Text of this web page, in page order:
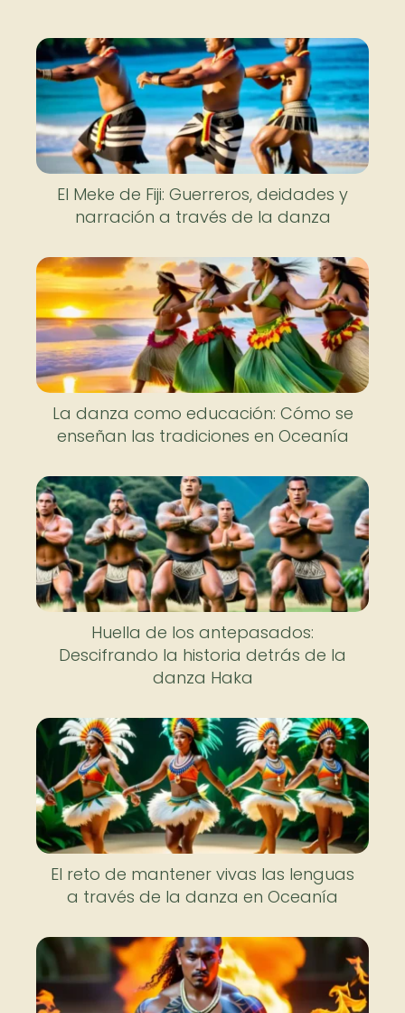
El Meke de Fiji: Guerreros, deidades y
narración a través de la danza
La danza como educación: Cómo se
enseñan las tradiciones en Oceanía
Huella de los antepasados:
Descifrando la historia detrás de la
danza Haka
El reto de mantener vivas las lenguas
a través de la danza en Oceanía